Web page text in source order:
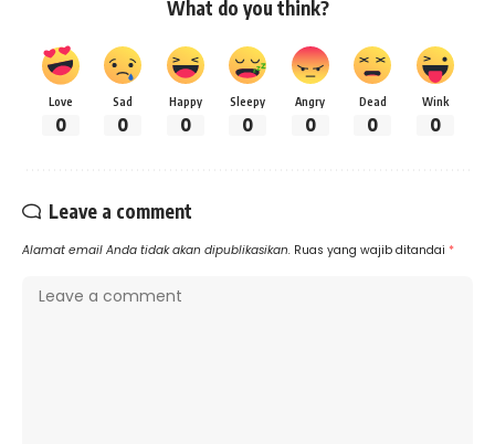
What do you think?
Love
0
Sad
0
Happy
0
Sleepy
0
Angry
0
Dead
0
Wink
0
Leave a comment
Alamat email Anda tidak akan dipublikasikan. Ruas yang wajib ditandai *